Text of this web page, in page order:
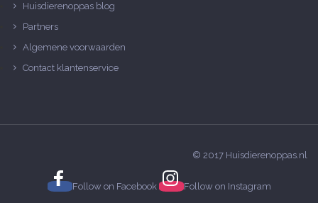
Huisdierenoppas blog
Partners
Algemene voorwaarden
Contact klantenservice
© 2017 Huisdierenoppas.nl
Follow on Facebook Follow on Instagram